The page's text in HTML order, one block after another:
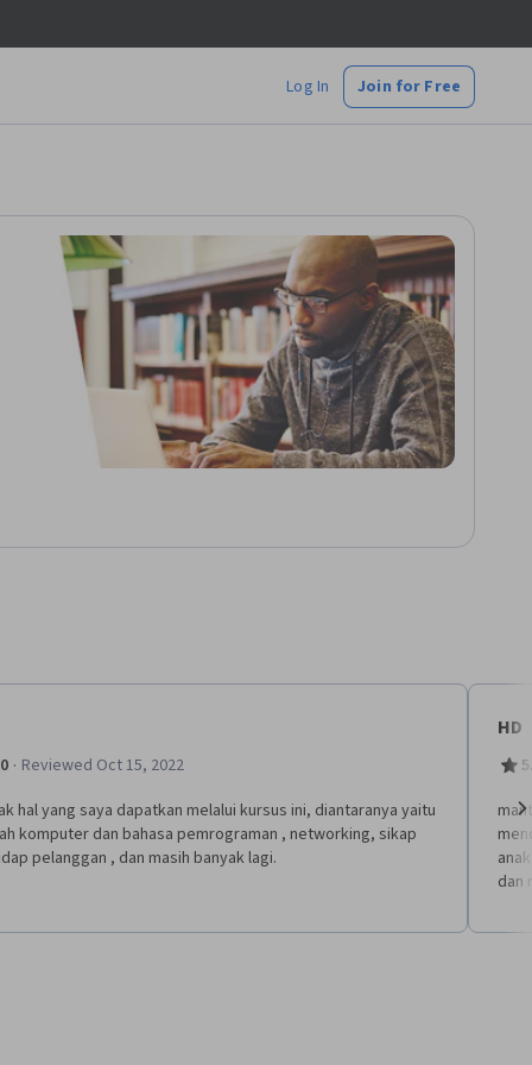
Log In Join for Free
· Reviewed Oct 15, 2022
hal yang saya dapatkan melalui kursus ini, diantaranya yaitu
komputer dan bahasa pemrograman , networking, sikap
pelanggan , dan masih banyak lagi.
HD
dan